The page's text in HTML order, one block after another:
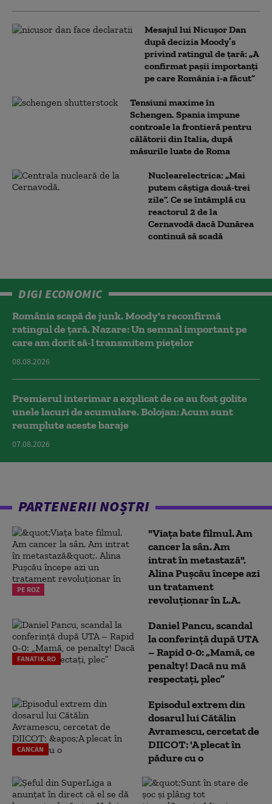
Mesajul lui Nicușor Dan
după decizia Moody’s
privind ratingul de țară: „A
confirmat pașii importanți
pe care România i-a făcut”
Tensiuni maxime în
Schengen. Spania impune
controale la frontieră pentru
călătorii din Italia, după
măsurile luate de Roma
Nuclearelectrica: „Mai
putem câștiga două-trei
zile”. Ce se întâmplă cu
reactorul 2 de la
Cernavodă dacă Dunărea
continuă să scadă
DIGI ECONOMIC
România scapă de junk. Moody's reconfirmă
ratingul de țară. Nazare: Un semnal important pe
care am dorit să-l transmitem piețelor
08.08.2026
Premierul interimar a explicat de ce au fost golite
unele lacuri de acumulare. Bolojan: Acum sunt
reumplute aceste baraje
07.08.2026
PARTENERII NOȘTRI
PE ROZ
"Viața bate filmul. Am
cancer la sân. Am
intrat în metastază".
Alina Pușcău începe azi
un tratament
revoluționar în L.A.
FANATIK.RO
Daniel Pancu, scandal
la conferință după UTA
– Rapid 0-0: „Mamă, ce
penalty! Dacă nu mă
respectați, plec”
CANCAN
Episodul extrem din
dosarul lui Cătălin
Avramescu, cercetat de
DIICOT: 'A plecat în
pădure cu o